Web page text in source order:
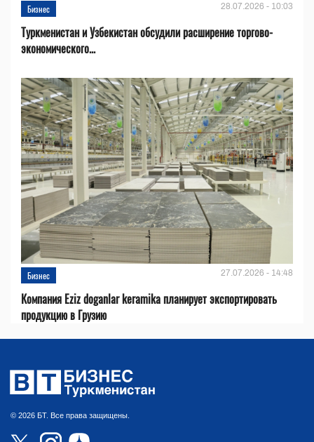
Бизнес 28.07.2026 - 10:03
Туркменистан и Узбекистан обсудили расширение торгово-
экономического...
Бизнес 27.07.2026 - 14:48
Компания Eziz doganlar keramika планирует экспортировать
продукцию в Грузию
© 2026 БТ. Все права защищены.